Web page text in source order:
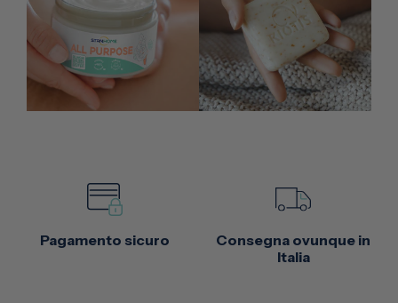
Pagamento sicuro
Consegna ovunque in
Italia